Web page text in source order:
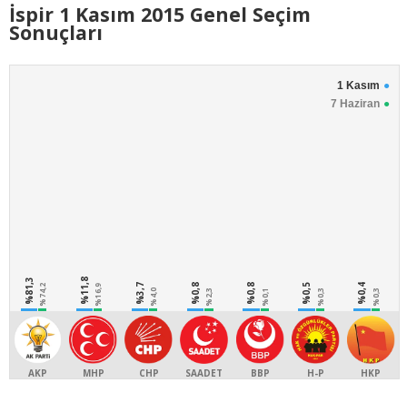
İspir 1 Kasım 2015 Genel Seçim
Sonuçları
1 Kasım
7 Haziran
%81,3 %74,2
AKP
%11,8 %16,9
MHP
%3,7 %4,0
CHP
%0,8 %2,3
SAADET
%0,8 %0,1
BBP
%0,5 %0,3
H-P
%0,4 %0,3
HKP